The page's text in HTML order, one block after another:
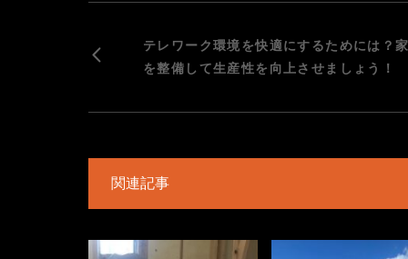
テレワーク環境を快適にするためには？
を整備して生産性を向上させましょう！
関連記事